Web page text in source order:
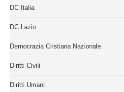
DC Italia
DC Lazio
Democrazia Cristiana Nazionale
Diritti Civili
Diritti Umani